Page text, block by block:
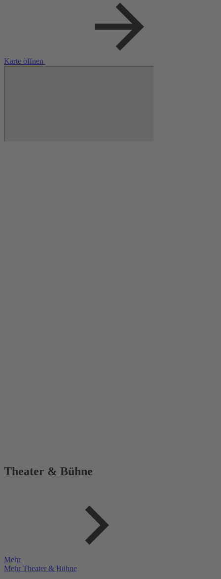
durften, einfach tiefst ergriffen: Danke, Olaf!
Seine Freunde Jochen M. Barkas und Herr Stephan sind
selbstverständlich wie immer mit dabei.
Karte öffnen
Theater & Bühne
Mehr
Mehr Theater & Bühne